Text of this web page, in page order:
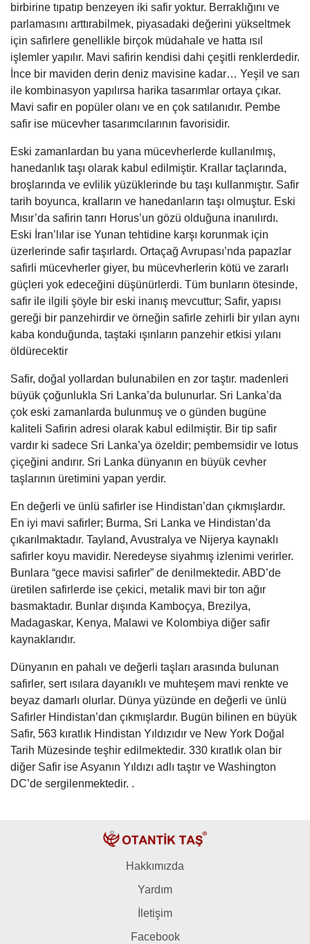
birbirine tıpatıp benzeyen iki safir yoktur. Berraklığını ve
parlamasını arttırabilmek, piyasadaki değerini yükseltmek
için safirlere genellikle birçok müdahale ve hatta ısıl
işlemler yapılır. Mavi safirin kendisi dahi çeşitli renklerdedir.
İnce bir maviden derin deniz mavisine kadar… Yeşil ve sarı
ile kombinasyon yapılırsa harika tasarımlar ortaya çıkar.
Mavi safir en popüler olanı ve en çok satılanıdır. Pembe
safir ise mücevher tasarımcılarının favorisidir.
Eski zamanlardan bu yana mücevherlerde kullanılmış,
hanedanlık taşı olarak kabul edilmiştir. Krallar taçlarında,
broşlarında ve evlilik yüzüklerinde bu taşı kullanmıştır. Safir
tarih boyunca, kralların ve hanedanların taşı olmuştur. Eski
Mısır’da safirin tanrı Horus’un gözü olduğuna inanılırdı.
Eski İran’lılar ise Yunan tehtidine karşı korunmak için
üzerlerinde safir taşırlardı. Ortaçağ Avrupası’nda papazlar
safirli mücevherler giyer, bu mücevherlerin kötü ve zararlı
güçleri yok edeceğini düşünürlerdi. Tüm bunların ötesinde,
safir ile ilgili şöyle bir eski inanış mevcuttur; Safir, yapısı
gereği bir panzehirdir ve örneğin safirle zehirli bir yılan aynı
kaba konduğunda, taştaki ışınların panzehir etkisi yılanı
öldürecektir
Safir, doğal yollardan bulunabilen en zor taştır. madenleri
büyük çoğunlukla Sri Lanka’da bulunurlar. Sri Lanka’da
çok eski zamanlarda bulunmuş ve o günden bugüne
kaliteli Safirin adresi olarak kabul edilmiştir. Bir tip safir
vardır ki sadece Sri Lanka’ya özeldir; pembemsidir ve lotus
çiçeğini andırır. Sri Lanka dünyanın en büyük cevher
taşlarının üretimini yapan yerdir.
En değerli ve ünlü safirler ise Hindistan’dan çıkmışlardır.
En iyi mavi safirler; Burma, Sri Lanka ve Hindistan’da
çıkarılmaktadır. Tayland, Avustralya ve Nijerya kaynaklı
safirler koyu mavidir. Neredeyse siyahmış izlenimi verirler.
Bunlara “gece mavisi safirler” de denilmektedir. ABD’de
üretilen safirlerde ise çekici, metalik mavi bir ton ağır
basmaktadır. Bunlar dışında Kamboçya, Brezilya,
Madagaskar, Kenya, Malawi ve Kolombiya diğer safir
kaynaklarıdır.
Dünyanın en pahalı ve değerli taşları arasında bulunan
safirler, sert ısılara dayanıklı ve muhteşem mavi renkte ve
beyaz damarlı olurlar. Dünya yüzünde en değerli ve ünlü
Safirler Hindistan’dan çıkmışlardır. Bugün bilinen en büyük
Safir, 563 kıratlık Hindistan Yıldızıdır ve New York Doğal
Tarih Müzesinde teşhir edilmektedir. 330 kıratlık olan bir
diğer Safir ise Asyanın Yıldızı adlı taştır ve Washington
DC’de sergilenmektedir. .
Hakkımızda
Yardım
İletişim
Facebook